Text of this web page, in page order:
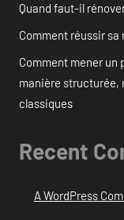
Quand faut-il
Comment réussir sa
Comment mener un
manière structurée,
classiques
Recent
A WordPress